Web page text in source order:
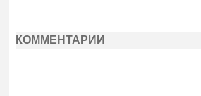
КОММЕНТАРИИ